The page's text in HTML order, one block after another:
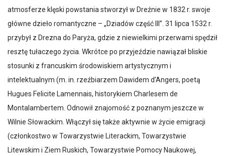
atmosferze klęski powstania stworzył w Dreźnie w 1832 r. swoje
główne dzieło romantyczne – „Dziadów część III”. 31 lipca 1532 r.
przybył z Drezna do Paryża, gdzie z niewielkimi przerwami spędził
resztę tułaczego życia. Wkrótce po przyjeździe nawiązał bliskie
stosunki z francuskim środowiskiem artystycznym i
intelektualnym (m. in. rzeźbiarzem Dawidem d’Angers, poetą
Hugues Felicite Lamennais, historykiem Charlesem de
Montalambertem. Odnowił znajomość z poznanym jeszcze w
Wilnie Słowackim. Włączył się także aktywnie w życie emigracji
(członkostwo w Towarzystwie Literackim, Towarzystwie
Litewskim i Ziem Ruskich, Towarzystwie Pomocy Naukowej,